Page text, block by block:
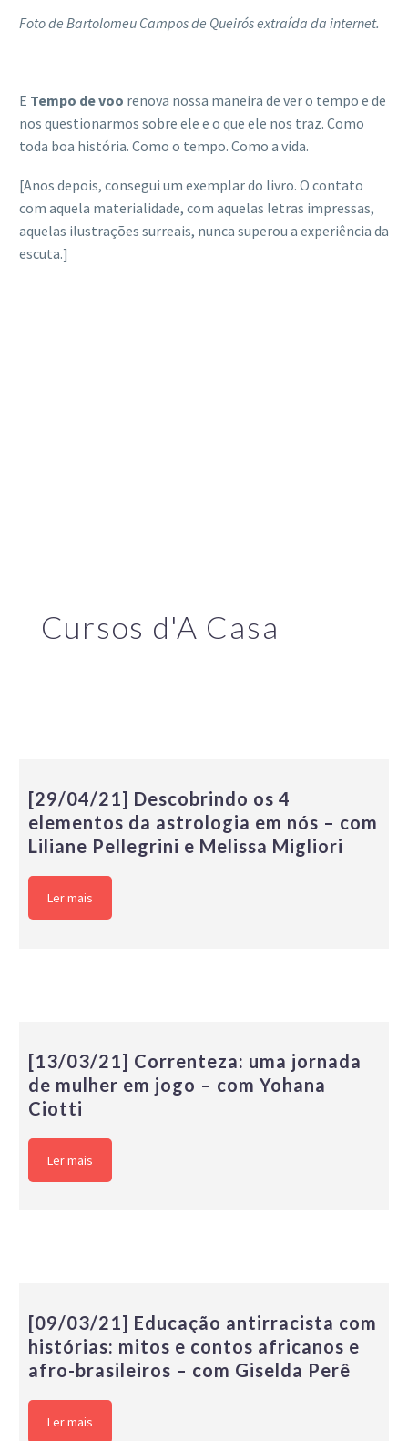
Foto de Bartolomeu Campos de Queirós extraída da internet.
E Tempo de voo renova nossa maneira de ver o tempo e de
nos questionarmos sobre ele e o que ele nos traz. Como
toda boa história. Como o tempo. Como a vida.
[Anos depois, consegui um exemplar do livro. O contato
com aquela materialidade, com aquelas letras impressas,
aquelas ilustrações surreais, nunca superou a experiência da
escuta.]
Cursos d'A Casa
[29/04/21] Descobrindo os 4
elementos da astrologia em nós – com
Liliane Pellegrini e Melissa Migliori
Ler mais
[13/03/21] Correnteza: uma jornada
de mulher em jogo – com Yohana
Ciotti
Ler mais
[09/03/21] Educação antirracista com
histórias: mitos e contos africanos e
afro-brasileiros – com Giselda Perê
Ler mais